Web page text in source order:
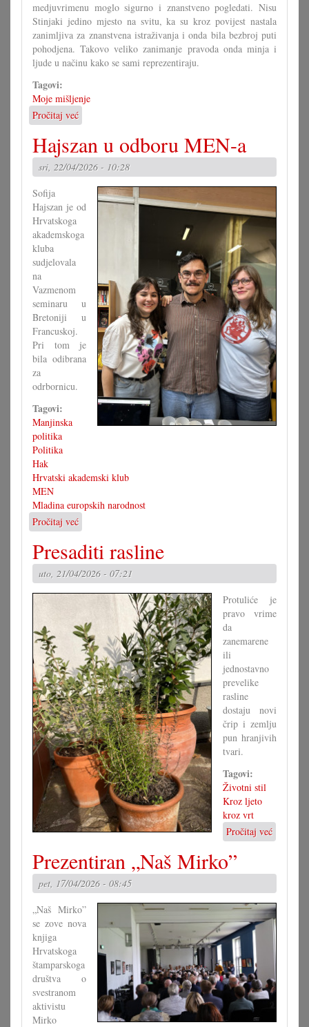
medjuvrimenu moglo sigurno i znanstveno pogledati. Nisu
Stinjaki jedino mjesto na svitu, ka su kroz povijest nastala
zanimljiva za znanstvena istraživanja i onda bila bezbroj puti
pohodjena. Takovo veliko zanimanje pravoda onda minja i
ljude u načinu kako se sami reprezentiraju.
Tagovi:
Moje mišljenje
Pročitaj već
Paradoks
poznatih
sel
Hajszan u odboru MEN-a
sri, 22/04/2026 - 10:28
Sofija
Hajszan je od
Hrvatskoga
akademskoga
kluba
sudjelovala
na
Vazmenom
seminaru u
Bretoniji u
Francuskoj.
Pri tom je
bila odibrana
za
odrbornicu.
Tagovi:
Manjinska
politika
Politika
Hak
Hrvatski akademski klub
MEN
Mladina europskih narodnost
Pročitaj već
Hajszan
u
odboru
MEN-
a
Presaditi rasline
uto, 21/04/2026 - 07:21
Protuliće je
pravo vrime
da
zanemarene
ili
jednostavno
prevelike
rasline
dostaju novi
črip i zemlju
pun hranjivih
tvari.
Tagovi:
Životni stil
Kroz ljeto
kroz vrt
Pročitaj već
Presaditi
Prezentiran „Naš Mirko”
pet, 17/04/2026 - 08:45
„Naš Mirko”
se zove nova
knjiga
Hrvatskoga
štamparskoga
društva o
svestranom
aktivistu
Mirko